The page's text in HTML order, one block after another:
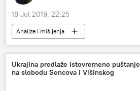
18 Jul 2019, 22:25
Analize i mišljenja
Ukrajina predlaže istovremeno puštanje
na slobodu Sencova i Višinskog